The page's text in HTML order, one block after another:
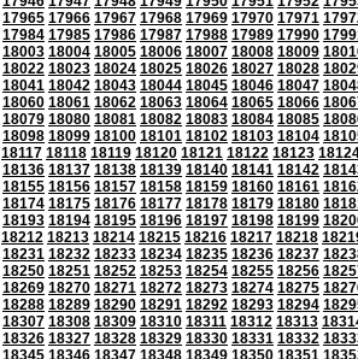
17965 17966 17967 17968 17969 17970 17971
17984 17985 17986 17987 17988 17989 17990
18003 18004 18005 18006 18007 18008 18009
18022 18023 18024 18025 18026 18027 18028
18041 18042 18043 18044 18045 18046 18047
18060 18061 18062 18063 18064 18065 18066
18079 18080 18081 18082 18083 18084 18085
18098 18099 18100 18101 18102 18103 18104
18117 18118 18119 18120 18121 18122 18123
18136 18137 18138 18139 18140 18141 18142
18155 18156 18157 18158 18159 18160 18161
18174 18175 18176 18177 18178 18179 18180
18193 18194 18195 18196 18197 18198 18199
18212 18213 18214 18215 18216 18217 18218
18231 18232 18233 18234 18235 18236 18237
18250 18251 18252 18253 18254 18255 18256
18269 18270 18271 18272 18273 18274 18275
18288 18289 18290 18291 18292 18293 18294
18307 18308 18309 18310 18311 18312 18313
18326 18327 18328 18329 18330 18331 18332
18345 18346 18347 18348 18349 18350 18351